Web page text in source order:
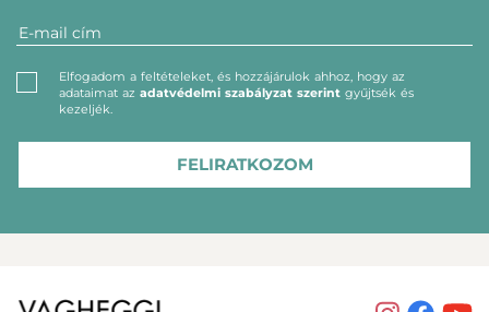
Elfogadom a feltételeket, és hozzájárulok ahhoz, hogy az
adataimat az adatvédelmi szabályzat szerint gyűjtsék és
kezeljék.
FELIRATKOZOM